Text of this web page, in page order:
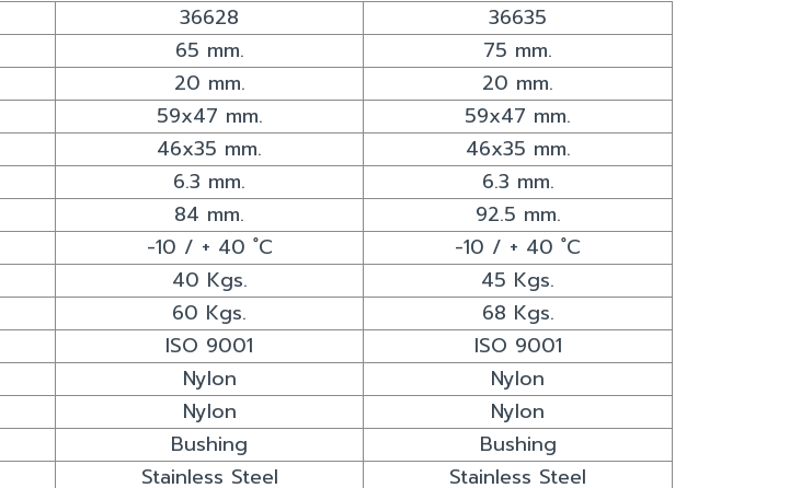
36628
36635
65 mm.
75 mm.
20 mm.
20 mm.
59x47 mm.
59x47 mm.
46x35 mm.
46x35 mm.
6.3 mm.
6.3 mm.
84 mm.
92.5 mm.
-10 / + 40 ํC
-10 / + 40 ํC
40 Kgs.
45 Kgs.
60 Kgs.
68 Kgs.
ISO 9001
ISO 9001
Nylon
Nylon
Nylon
Nylon
Bushing
Bushing
Stainless Steel
Stainless Steel